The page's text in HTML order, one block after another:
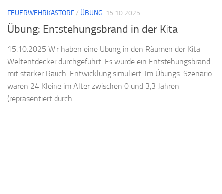
FEUERWEHRKASTORF/ ÜBUNG 15.10.2025
Übung: Entstehungsbrand in der Kita
15.10.2025 Wir haben eine Übung in den Räumen der Kita
Weltentdecker durchgeführt. Es wurde ein Entstehungsbrand
mit starker Rauch-Entwicklung simuliert. Im Übungs-Szenario
waren 24 Kleine im Alter zwischen 0 und 3,3 Jahren
(repräsentiert durch...